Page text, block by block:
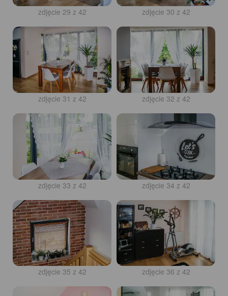
zdjęcie 29 z 42 zdjęcie 30 z 42
zdjęcie 31 z 42 zdjęcie 32 z 42
zdjęcie 33 z 42 zdjęcie 34 z 42
zdjęcie 35 z 42 zdjęcie 36 z 42